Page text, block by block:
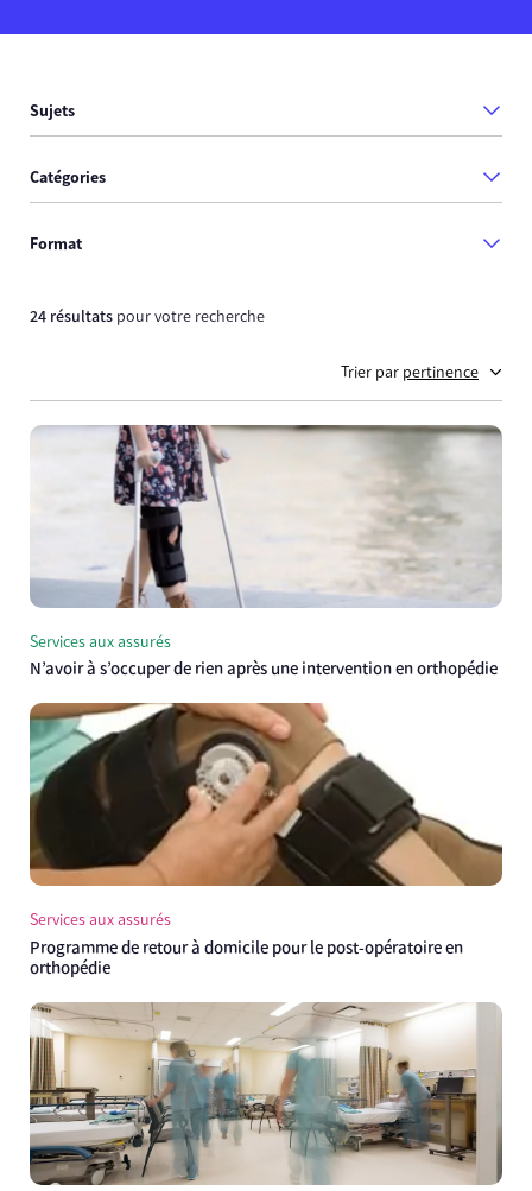
Sujets
Catégories
Format
24 résultats pour votre recherche
Trier par pertinence
Services aux assurés
N’avoir à s’occuper de rien après une intervention en orthopédie
Services aux assurés
Programme de retour à domicile pour le post-opératoire en
orthopédie